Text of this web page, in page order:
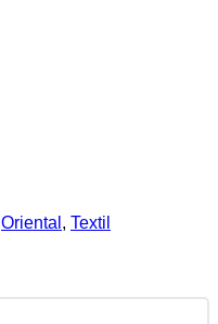
Oriental , Textil